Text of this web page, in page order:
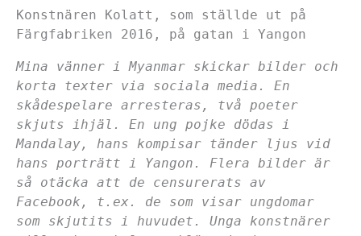
Konstnären Kolatt, som ställde ut på
Färgfabriken 2016, på gatan i Yangon
Mina vänner i Myanmar skickar bilder och
korta texter via sociala media. En
skådespelare arresteras, två poeter
skjuts ihjäl. En ung pojke dödas i
Mandalay, hans kompisar tänder ljus vid
hans porträtt i Yangon. Flera bilder är
så otäcka att de censurerats av
Facebook, t.ex. de som visar ungdomar
som skjutits i huvudet. Unga konstnärer